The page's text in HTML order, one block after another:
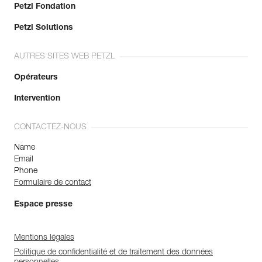
Petzl Fondation
Petzl Solutions
AUTRES SITES WEB PETZL
Opérateurs
Intervention
CONTACTEZ-NOUS
Name
Email
Phone
Formulaire de contact
Espace presse
Mentions légales
Politique de confidentialité et de traitement des données